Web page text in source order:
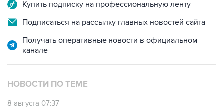
Купить подписку на профессиональную ленту
Подписаться на рассылку главных новостей сайта
Получать оперативные новости в официальном
канале
НОВОСТИ ПО ТЕМЕ
8 августа 07:37